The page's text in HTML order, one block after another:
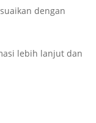
dengan
lebih lanjut dan